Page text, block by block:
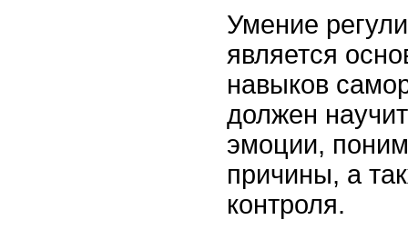
Умение
является
навыков
должен
эмоции,
причины, а
контроля.